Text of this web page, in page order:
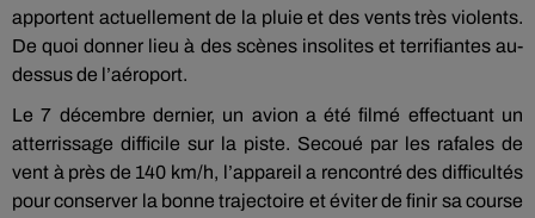
apportent actuellement de la pluie et des vents très violents.
De quoi donner lieu à des scènes insolites et terrifiantes au-
dessus de l’aéroport.
Le 7 décembre dernier, un avion a été filmé effectuant un
atterrissage difficile sur la piste. Secoué par les rafales de
vent à près de 140 km/h, l’appareil a rencontré des difficultés
pour conserver la bonne trajectoire et éviter de finir sa course